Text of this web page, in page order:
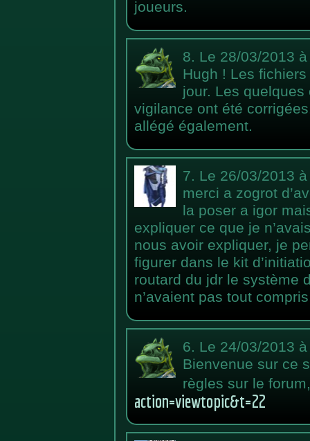
joueurs.
8. Le 28/03/2013
Hugh ! Les
jour. Les
vigilance ont été
allégé également.
7. Le 26/03/2013
merci a zogrot
la poser a igor
expliquer ce que je
nous avoir expliquer, je
figurer dans le kit
routard du jdr le système
n’avaient pas tout
6. Le 24/03/2013
Bienvenue sur ce
règles sur le
action=viewtopic&t=22